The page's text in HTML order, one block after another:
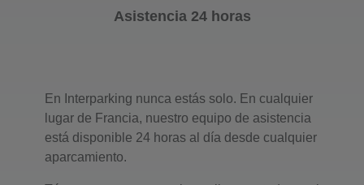
Asistencia 24 horas
En Interparking nunca estás solo. En cualquier
lugar de Francia, nuestro equipo de asistencia
está disponible 24 horas al día desde cualquier
aparcamiento.